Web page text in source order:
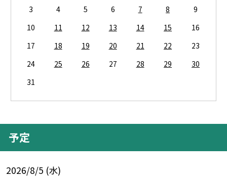
3
4 5 6 7 8
9
10
11 12 13 14 15
16
17
18 19 20 21 22
23
24
25 26 27 28 29
30
31
予定
2026/8/5 (水)